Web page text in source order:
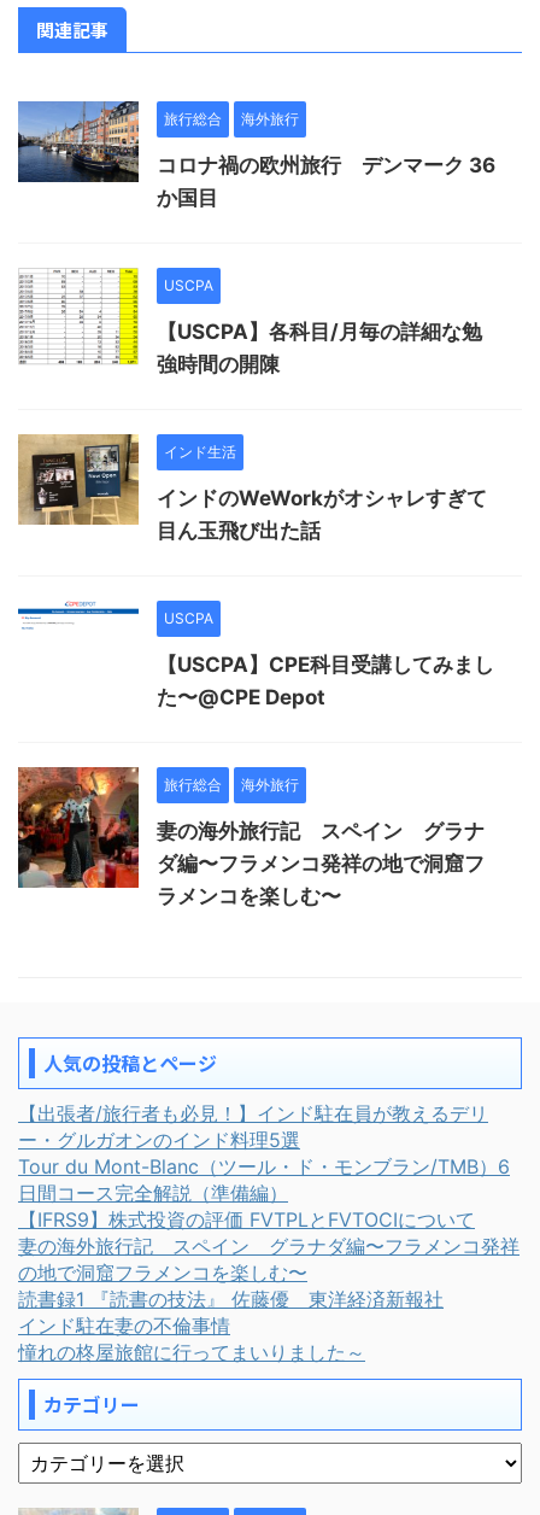
関連記事
旅行総合 海外旅行
コロナ禍の欧州旅行 デンマーク 36
か国目
USCPA
【USCPA】各科目/月毎の詳細な勉
強時間の開陳
インド生活
インドのWeWorkがオシャレすぎて
目ん玉飛び出た話
USCPA
【USCPA】CPE科目受講してみまし
た〜@CPE Depot
旅行総合 海外旅行
妻の海外旅行記 スペイン グラナ
ダ編〜フラメンコ発祥の地で洞窟フ
ラメンコを楽しむ〜
人気の投稿とページ
【出張者/旅行者も必見！】インド駐在員が教えるデリ
ー・グルガオンのインド料理5選
Tour du Mont-Blanc（ツール・ド・モンブラン/TMB）6
日間コース完全解説（準備編）
【IFRS9】株式投資の評価 FVTPLとFVTOCIについて
妻の海外旅行記 スペイン グラナダ編〜フラメンコ発祥
の地で洞窟フラメンコを楽しむ〜
読書録1 『読書の技法』 佐藤優 東洋経済新報社
インド駐在妻の不倫事情
憧れの柊屋旅館に行ってまいりました～
カテゴリー